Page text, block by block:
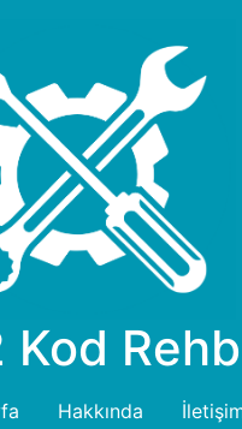
Kod
Hakkında